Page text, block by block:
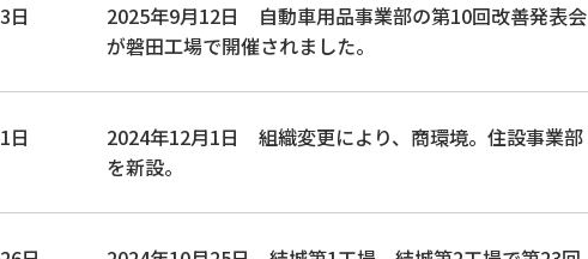
日
2025年9月12日 自動車用品事業部の第10回改善発表会
が磐田工場で開催されました。
日
2024年12月1日 組織変更により、商環境。住設事業部
を新設。